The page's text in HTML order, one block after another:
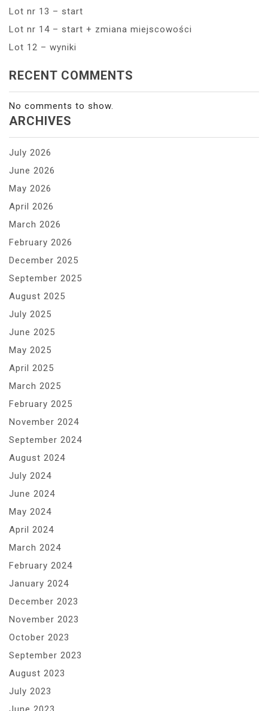
Lot nr 13 – start
Lot nr 14 – start + zmiana miejscowości
Lot 12 – wyniki
RECENT COMMENTS
No comments to show.
ARCHIVES
July 2026
June 2026
May 2026
April 2026
March 2026
February 2026
December 2025
September 2025
August 2025
July 2025
June 2025
May 2025
April 2025
March 2025
February 2025
November 2024
September 2024
August 2024
July 2024
June 2024
May 2024
April 2024
March 2024
February 2024
January 2024
December 2023
November 2023
October 2023
September 2023
August 2023
July 2023